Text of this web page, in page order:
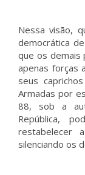
Nessa visão,
democrática
que os demais
apenas forças
seus
Armadas por
88, sob a
República,
restabelecer
silenciando os